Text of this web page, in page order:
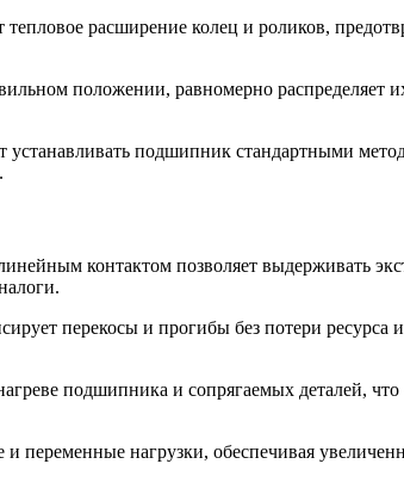
расширение колец и роликов,
положении, равномерно распределяет
подшипник стандартными
контактом позволяет выдерживать
перекосы и прогибы без потери
подшипника и сопрягаемых деталей,
переменные нагрузки, обеспечивая